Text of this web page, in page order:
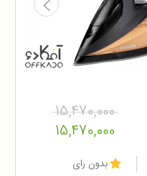
15,470,000
15,470,000
بدون رای